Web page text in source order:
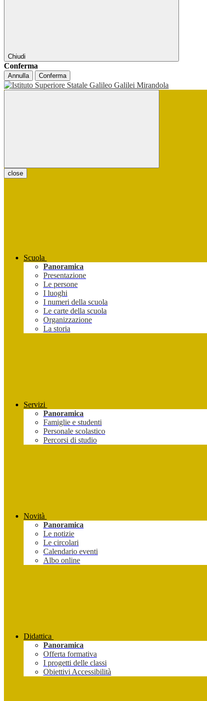
Chiudi
Conferma
Annulla Conferma
close
Scuola
Panoramica
Presentazione
Le persone
I luoghi
I numeri della scuola
Le carte della scuola
Organizzazione
La storia
Servizi
Panoramica
Famiglie e studenti
Personale scolastico
Percorsi di studio
Novità
Panoramica
Le notizie
Le circolari
Calendario eventi
Albo online
Didattica
Panoramica
Offerta formativa
I progetti delle classi
Obiettivi Accessibilità